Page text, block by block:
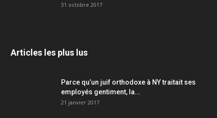
31 octobre 2017
Articles les plus lus
Parce qu’un juif orthodoxe à NY traitait ses
employés gentiment, la...
21 janvier 2017